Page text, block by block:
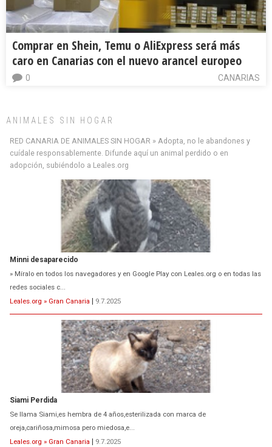
Comprar en Shein, Temu o AliExpress será más
caro en Canarias con el nuevo arancel europeo
CANARIAS
0
ANIMALES SIN HOGAR
RED CANARIA DE ANIMALES SIN HOGAR » Adopta, no le abandones y
cuídale responsablemente. Difunde aquí un animal perdido o en
adopción, subiéndolo a Leales.org
Minni desaparecido
» Míralo en todos los navegadores y en Google Play con Leales.org o en todas las
redes sociales c...
Leales.org » Gran Canaria | 9.7.2025
Siami Perdida
Se llama Siami,es hembra de 4 años,esterilizada con marca de
oreja,cariñosa,mimosa pero miedosa,e...
Leales.org » Gran Canaria | 9.7.2025